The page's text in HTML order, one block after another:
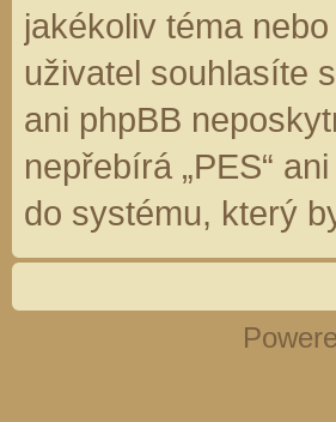
jakékoliv téma
uživatel souhlasíte
ani phpBB
nepřebírá „PES“
do systému, který